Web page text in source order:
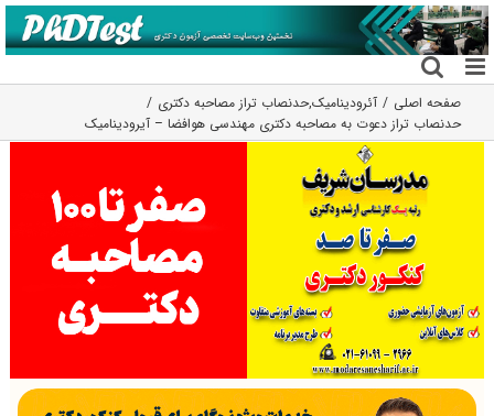
رفتن
به
محتوا
صفحه اصلی آئرودینامیک,حدنصاب تراز مصاحبه دکتری
حدنصاب تراز دعوت به مصاحبه دکتری مهندسی هوافضا – آیرودینامیک